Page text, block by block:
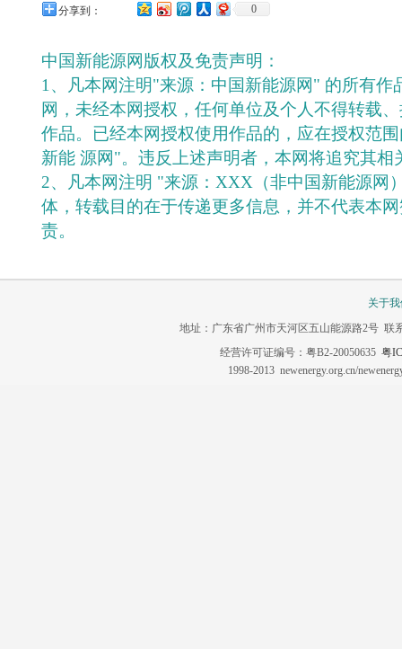
分享到： 0
中国新能源网版权及免责声明：
1、凡本网注明"来源：中国新能源网" 的所有作
网，未经本网授权，任何单位及个人不得转载
作品。已经本网授权使用作品的，应在授权范
新能 源网"。违反上述声明者，本网将追究其相
2、凡本网注明 "来源：XXX（非中国新能源网
体，转载目的在于传递更多信息，并不代表本
责。
关于
地址：广东省广州市天河区五山能源路2号 联
经营许可证编号：粤B2-20050635 粤
1998-2013 newenergy.org.cn/